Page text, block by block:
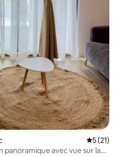
5 (21)
panoramique avec vue sur la